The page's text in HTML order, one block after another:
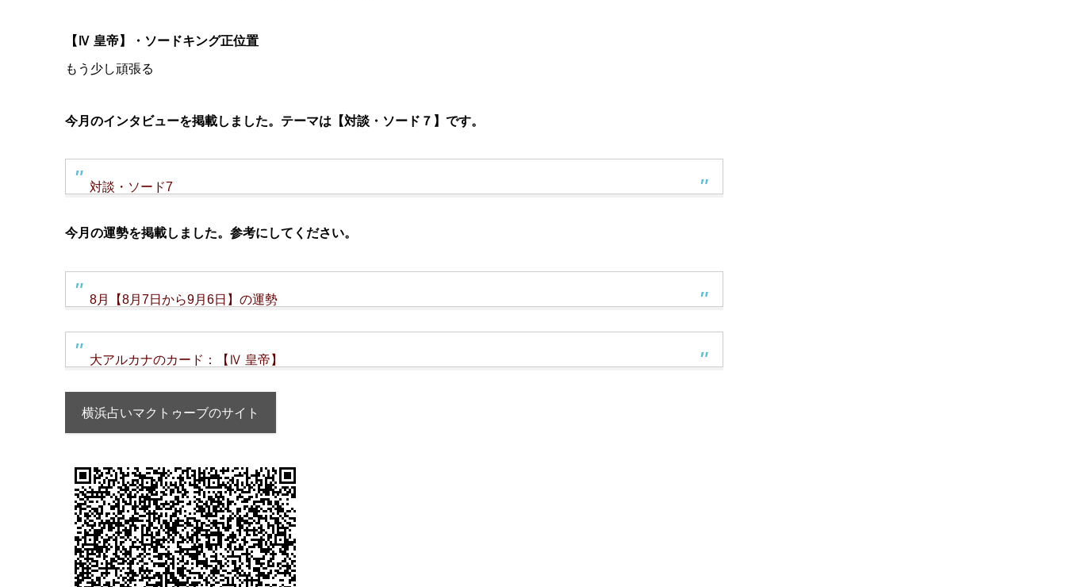
【Ⅳ 皇帝】・ソードキング正位置
もう少し頑張る
今月のインタビューを掲載しました。テーマは【対談・ソード７】です。
対談・ソード7
今月の運勢を掲載しました。参考にしてください。
8月【8月7日から9月6日】の運勢
大アルカナのカード：【Ⅳ 皇帝】
横浜占いマクトゥーブのサイト